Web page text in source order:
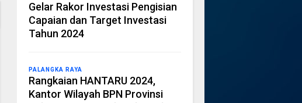
Gelar Rakor Investasi Pengisian
Capaian dan Target Investasi
Tahun 2024
PALANGKA RAYA
Rangkaian HANTARU 2024,
Kantor Wilayah BPN Provinsi